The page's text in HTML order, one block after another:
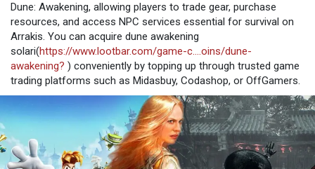
Dune: Awakening, allowing players to trade gear, purchase
resources, and access NPC services essential for survival on
Arrakis. You can acquire dune awakening
solari(https://www.lootbar.com/game-c....oins/dune-
awakening? ) conveniently by topping up through trusted game
trading platforms such as Midasbuy, Codashop, or OffGamers.